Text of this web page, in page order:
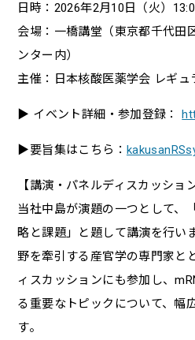
日時：2026年2月10日（火）
会場：一橋講堂（東京都千代田
ンター内）
主催：日本核酸医薬学会 レギ
▶ イベント詳細・参加登録：
▶要旨集はこちら：
【講演・パネルディスカッション
当社中島が演題の一つとして、
略と課題」と題して講演を行い
野を牽引する産官学の専門家と
ィスカッションにも参加し、
る重要なトピックについて、幅
す。